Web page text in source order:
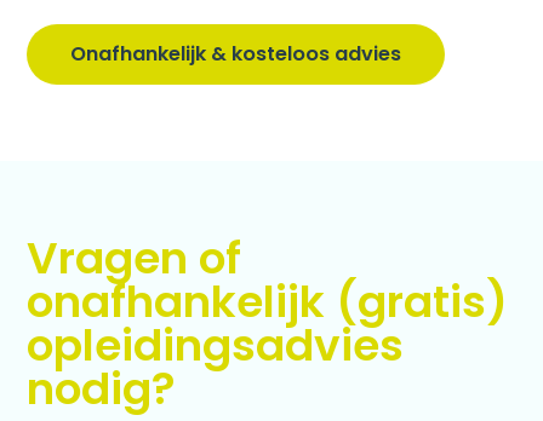
Onafhankelijk & kosteloos advies
Vragen of
onafhankelijk (gratis)
opleidingsadvies
nodig?